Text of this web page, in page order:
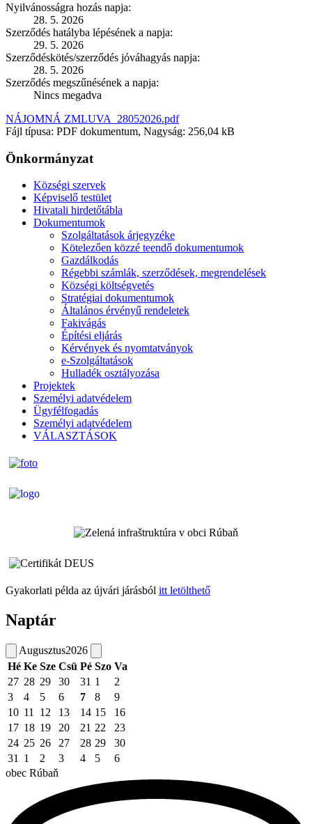
Nyilvánosságra hozás napja:
28. 5. 2026
Szerződés hatályba lépésének a napja:
29. 5. 2026
Szerződéskötés/szerződés jóváhagyás napja:
28. 5. 2026
Szerződés megszűnésének a napja:
Nincs megadva
NÁJOMNÁ ZMLUVA_28052026.pdf
Fájl típusa: PDF dokumentum, Nagyság: 256,04 kB
Önkormányzat
Községi szervek
Képviselő testület
Hivatali hirdetőtábla
Dokumentumok
Szolgáltatások árjegyzéke
Kötelezően közzé teendő dokumentumok
Gazdálkodás
Régebbi számlák, szerződések, megrendelések
Községi költségvetés
Stratégiai dokumentumok
Általános érvényű rendeletek
Fakivágás
Építési eljárás
Kérvények és nyomtatványok
e-Szolgáltatások
Hulladék osztályozása
Projektek
Személyi adatvédelem
Ügyfélfogadás
Személyi adatvédelem
VÁLASZTÁSOK
Gyakorlati példa az újvári járásból itt letölthető
Naptár
Augusztus2026
Hé Ke Sze Csü Pé Szo Va
27 28 29 30 31 1
2
3
4 5 6 7 8
9
10 11 12 13 14 15
16
17 18 19 20 21 22
23
24 25 26 27 28 29
30
31
1 2 3 4 5
6
obec Rúbaň